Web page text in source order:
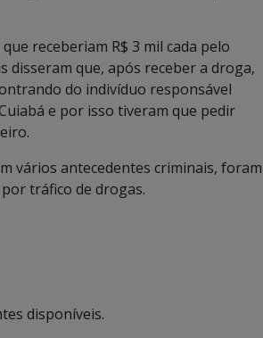
receberiam R$ 3 mil cada pelo
disseram que, após receber a droga,
do indivíduo responsável
e por isso tiveram que pedir
vários antecedentes criminais, foram
tráfico de drogas.
disponíveis.